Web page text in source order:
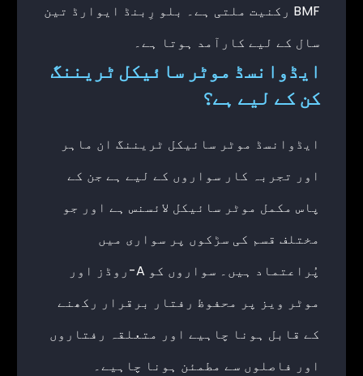
BMF رکنیت ملتی ہے۔ بلو رِبنڈ ایوارڈ تین
سال کے لیے کارآمد ہوتا ہے۔
ایڈوانسڈ موٹر سائیکل ٹریننگ
کن کے لیے ہے؟
ایڈوانسڈ موٹر سائیکل ٹریننگ ان ماہر
اور تجربہ کار سواروں کے لیے ہے جن کے
پاس مکمل موٹر سائیکل لائسنس ہے اور جو
مختلف قسم کی سڑکوں پر سواری میں
پُراعتماد ہیں۔ سواروں کو A-روڈز اور
موٹر ویز پر محفوظ رفتار برقرار رکھنے
کے قابل ہونا چاہیے اور متعلقہ رفتاروں
اور فاصلوں سے مطمئن ہونا چاہیے۔